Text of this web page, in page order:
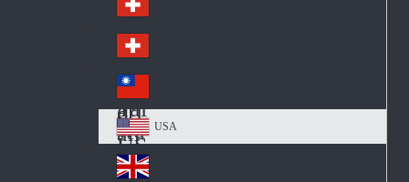
ed
en
Sw
itz
erl
an
d
Sw
itz
erl
an
d
Tai
wa
n
US
A
USA